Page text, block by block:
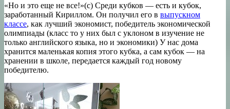
«Но и это еще не все!»(с) Среди кубков — есть и кубок,
заработанный Кириллом. Он получил его в выпускном
классе, как лучший экономист, победитель экономической
олимпиады (класс то у них был с уклоном в изучение не
только английского языка, но и экономики) У нас дома
хранится маленькая копия этого кубка, а сам кубок — на
хранении в школе, передается каждый год новому
победителю.